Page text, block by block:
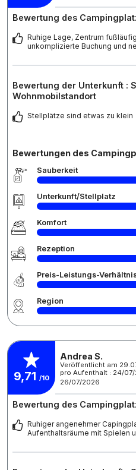
Bewertung des
Ruhige Lage, Zentrum
unkomplizierte Buchung und
Bewertung der Unterkunft :
Wohnmobilstandort
Stellplätze sind etwas zu klein
Bewertungen des
Sauberkeit
Unterkunft/Stellplatz
Komfort
Rezeption
Preis-Leistungs-
Region
9,71 /10
Andrea S.
Veröffentlicht am
pro Aufenthalt : 24/
26/07/2026
Bewertung des
Ruhiger angenehmer
Aufenthaltsräume mit Spielen